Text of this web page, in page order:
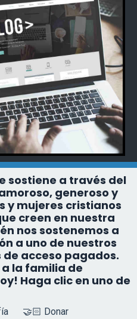
sostiene a través del
generoso y
y mujeres cristianos
creen en nuestra
nos sostenemos a
a uno de nuestros
acceso pagados.
a la familia de
Haga clic en uno de
🤝🏻 Donar